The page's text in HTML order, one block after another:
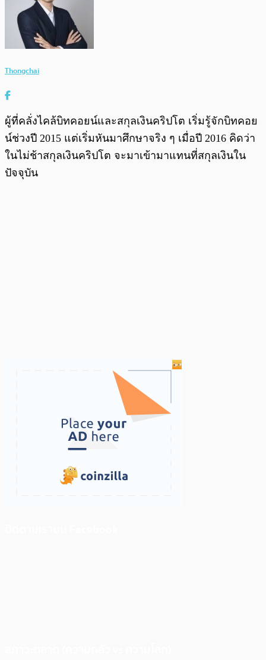
Thongchai
ผู้ที่คลั่งไคล้บิทคอยน์และสกุลเงินคริปโต เริ่มรู้จักบิทคอย
น์ช่วงปี 2015 แต่เริ่มหันมาศึกษาจริง ๆ เมื่อปี 2016 คิดว่า
ในไม่ช้าสกุลเงินคริปโต จะมาเข้ามาแทนที่สกุลเงินใน
ปัจจุบัน